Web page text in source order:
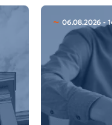
06.08.2026 -